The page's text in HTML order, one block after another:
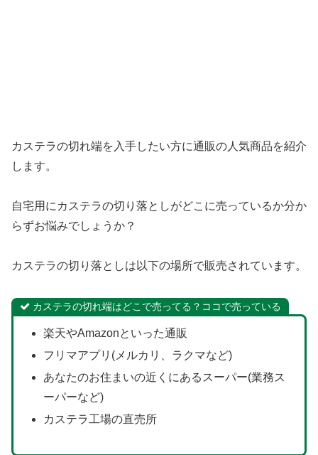
カステラの切れ端を入手したい方に通販の人気商品を紹介
します。
自宅用にカステラの切り落としがどこに売っているか分か
らずお悩みでしょうか？
カステラの切り落としは以下の場所で販売されています。
カステラの切れ端はどこで売ってる？ココで売っている
楽天やAmazonといった通販
フリマアプリ(メルカリ、ラクマなど)
あなたのお住まいの近くにあるスーパー(業務ス
ーパーなど)
カステラ工場の直売所